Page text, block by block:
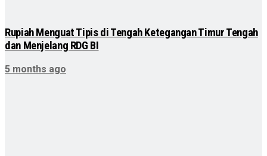
Rupiah Menguat Tipis di Tengah Ketegangan Timur Tengah
dan Menjelang RDG BI
5 months ago